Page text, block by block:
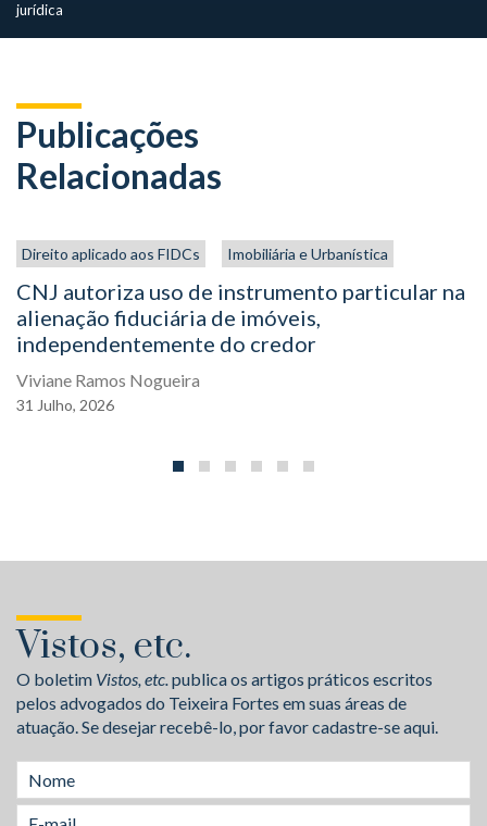
jurídica
Publicações
Relacionadas
Direito aplicado aos FIDCs Imobiliária e Urbanística
CNJ autoriza uso de instrumento particular na
alienação fiduciária de imóveis,
independentemente do credor
Viviane Ramos Nogueira
31 Julho, 2026
Vistos, etc.
O boletim Vistos, etc.publica os artigos práticos escritos
pelos advogados do Teixeira Fortes em suas áreas de
atuação. Se desejar recebê-lo, por favor cadastre-se aqui.